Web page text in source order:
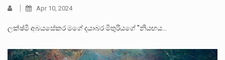
Apr 10, 2024
ලක්ෂ්මී අබයසේකර මගේ දයාබර මිතුරියගේ "නියඟය…